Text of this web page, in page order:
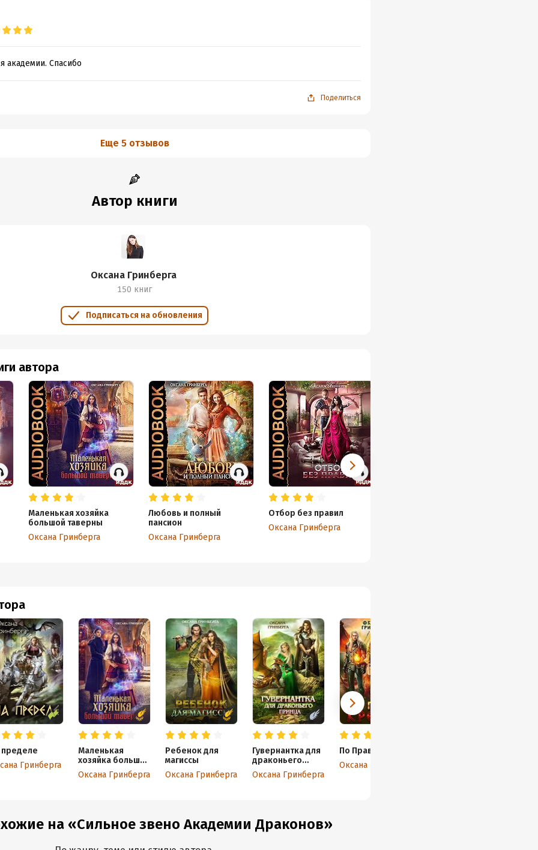
академии. Спасибо
Поделиться
Еще 5 отзывов
Автор книги
Оксана Гринберга
150 книг
Подписаться на обновления
пределе
Гринберга
Маленькая
хозяйка большой
таверны
Оксана Гринберга
Ребенок для
магиссы
Оксана Гринберга
Гувернантка для
драконьего
принца
Оксана Гринберга
По Праву Крови
Оксана Гринберга
автора
Маленькая хозяйка
большой таверны
Оксана Гринберга
Любовь и полный
пансион
Оксана Гринберга
Отбор без правил
Оксана Гринберга
на «Сильное звено Академии Драконов»